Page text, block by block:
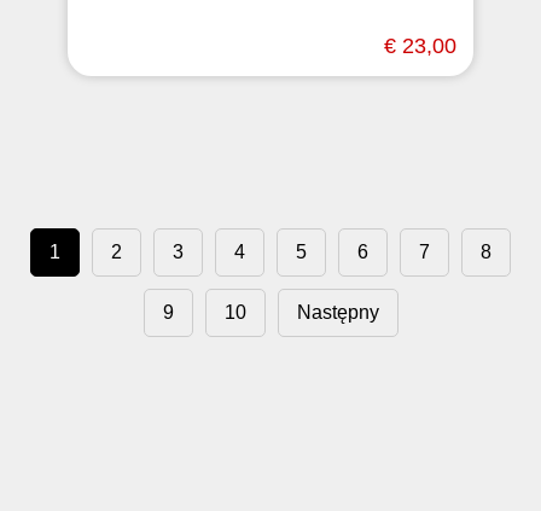
€ 23,00
1 2 3 4 5 6 7 8
9 10 Następny